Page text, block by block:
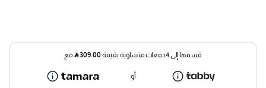
قسمها إلى 4 دفعات متساوية بقيمة 309.00
⃁ مع
أو